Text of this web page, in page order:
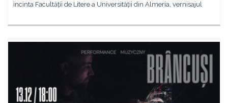
incinta Facultății de Litere a Universității din Almería, vernisajul